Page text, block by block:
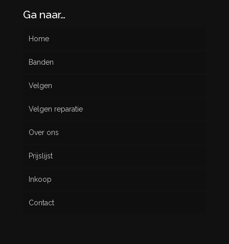
Ga naar…
Home
Banden
Nieuw
Gebruikt
Velgen
Velgen reparatie
Over ons
Prijslijst
Inkoop
Contact